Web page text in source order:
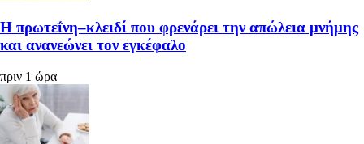
Η πρωτεΐνη–κλειδί που φρενάρει την απώλεια μνήμης
και ανανεώνει τον εγκέφαλο
πριν 1 ώρα